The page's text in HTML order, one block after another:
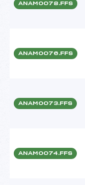
ANAM0078.FFS
ANAM0076.FFS
ANAM0073.FFS
ANAM0074.FFS